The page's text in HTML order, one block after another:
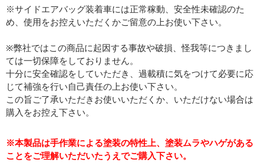
※サイドエアバッグ装着車には正常稼動、安全性未確認のた
め、使用をお控えいただくかご留意の上お使い下さい。
※弊社ではこの商品に起因する事故や破損、怪我等につきまし
ては一切保障をしておりません。
十分に安全確認をしていただき、過載積に気をつけて必要に応
じて補強を行い自己責任の上お使い下さい。
この旨ご了承いただきお使いいただくか、いただけない場合は
購入をお控え下さい。
※本製品は手作業による塗装の特性上、塗装ムラやハゲがある
ことをご理解いただいたうえでご購入下さい。